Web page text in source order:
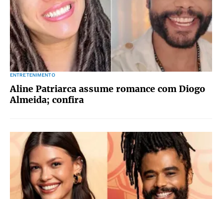
ENTRETENIMENTO
Aline Patriarca assume romance com Diogo
Almeida; confira